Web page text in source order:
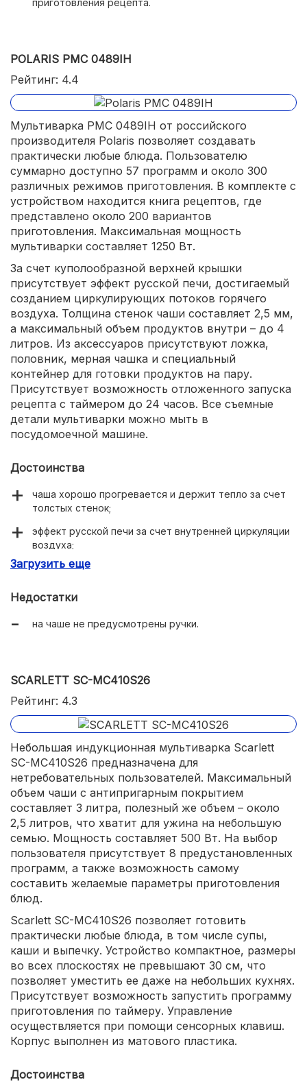
POLARIS PMC 0489IH
Рейтинг: 4.4
Мультиварка PMC 0489IH от российского
производителя Polaris позволяет создавать
практически любые блюда. Пользователю
суммарно доступно 57 программ и около 300
различных режимов приготовления. В комплекте с
устройством находится книга рецептов, где
представлено около 200 вариантов
приготовления. Максимальная мощность
мультиварки составляет 1250 Вт.
За счет куполообразной верхней крышки
присутствует эффект русской печи, достигаемый
созданием циркулирующих потоков горячего
воздуха. Толщина стенок чаши составляет 2,5 мм,
а максимальный объем продуктов внутри – до 4
литров. Из аксессуаров присутствуют ложка,
половник, мерная чашка и специальный
контейнер для готовки продуктов на пару.
Присутствует возможность отложенного запуска
рецепта с таймером до 24 часов. Все съемные
детали мультиварки можно мыть в
посудомоечной машине.
Достоинства
чаша хорошо прогревается и держит тепло за счет
толстых стенок;
эффект русской печи за счет внутренней циркуляции
воздуха;
простота мытья и обслуживания;
готовки и подробная книга рецептов.
Загрузить еще
Недостатки
на чаше не предусмотрены ручки.
SCARLETT SC-MC410S26
Рейтинг: 4.3
Небольшая индукционная мультиварка Scarlett
SC-MC410S26 предназначена для
нетребовательных пользователей. Максимальный
объем чаши с антипригарным покрытием
составляет 3 литра, полезный же объем – около
2,5 литров, что хватит для ужина на небольшую
семью. Мощность составляет 500 Вт. На выбор
пользователя присутствует 8 предустановленных
программ, а также возможность самому
составить желаемые параметры приготовления
блюд.
Scarlett SC-MC410S26 позволяет готовить
практически любые блюда, в том числе супы,
каши и выпечку. Устройство компактное, размеры
во всех плоскостях не превышают 30 см, что
позволяет уместить ее даже на небольших кухнях.
Присутствует возможность запустить программу
приготовления по таймеру. Управление
осуществляется при помощи сенсорных клавиш.
Корпус выполнен из матового пластика.
Достоинства